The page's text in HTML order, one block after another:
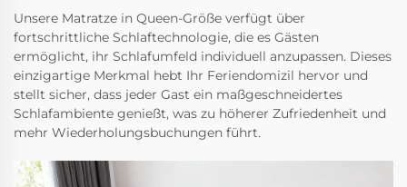
Unsere Matratze in Queen-Größe verfügt über
fortschrittliche Schlaftechnologie, die es Gästen
ermöglicht, ihr Schlafumfeld individuell anzupassen. Dieses
einzigartige Merkmal hebt Ihr Feriendomizil hervor und
stellt sicher, dass jeder Gast ein maßgeschneidertes
Schlafambiente genießt, was zu höherer Zufriedenheit und
mehr Wiederholungsbuchungen führt.